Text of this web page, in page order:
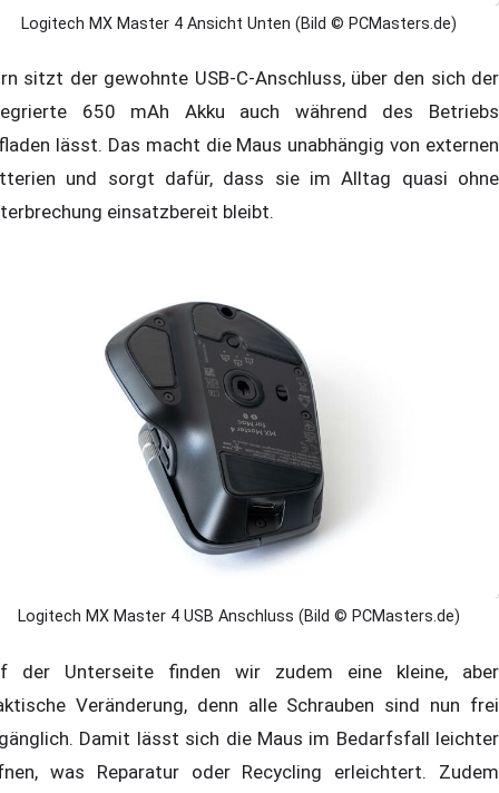
Logitech MX Master 4 Ansicht Unten (Bild © PCMasters.de)
sitzt der gewohnte USB-C-Anschluss, über den sich der
650 mAh Akku auch während des Betriebs
lässt. Das macht die Maus unabhängig von externen
und sorgt dafür, dass sie im Alltag quasi ohne
einsatzbereit bleibt.
Logitech MX Master 4 USB Anschluss (Bild © PCMasters.de)
der Unterseite finden wir zudem eine kleine, aber
Veränderung, denn alle Schrauben sind nun frei
Damit lässt sich die Maus im Bedarfsfall leichter
was Reparatur oder Recycling erleichtert. Zudem